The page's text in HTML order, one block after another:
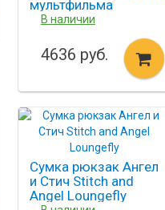
мультфильма
История игрушек
Loungefly
В наличии
4636 руб.
Сумка рюкзак Ангел
и Стич Stitch and
Angel Loungefly